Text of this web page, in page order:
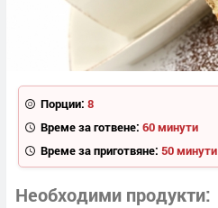
Порции: 8
Време за готвене: 60 минути
Време за приготвяне: 50 минути
Необходими продукти